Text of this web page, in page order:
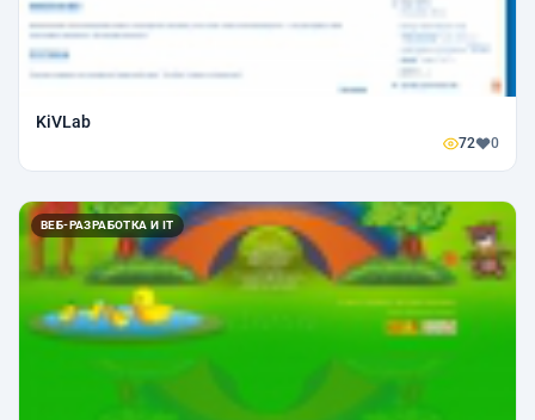
KiVLab
72 0
ВЕБ-РАЗРАБОТКА И IT